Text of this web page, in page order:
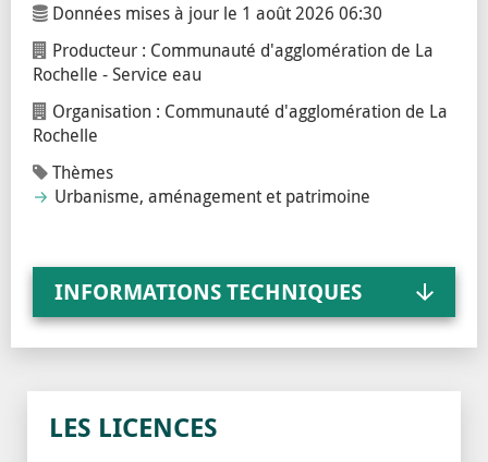
Données mises à jour le 1 août 2026 06:30
Producteur : Communauté d'agglomération de La
Rochelle - Service eau
Organisation : Communauté d'agglomération de La
Rochelle
Thèmes
Urbanisme, aménagement et patrimoine
INFORMATIONS TECHNIQUES
LES LICENCES